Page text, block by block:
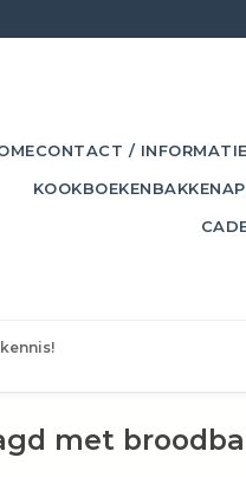
CONTACT / INFORMATIE
KOOKBOEKENBAKKEN
met